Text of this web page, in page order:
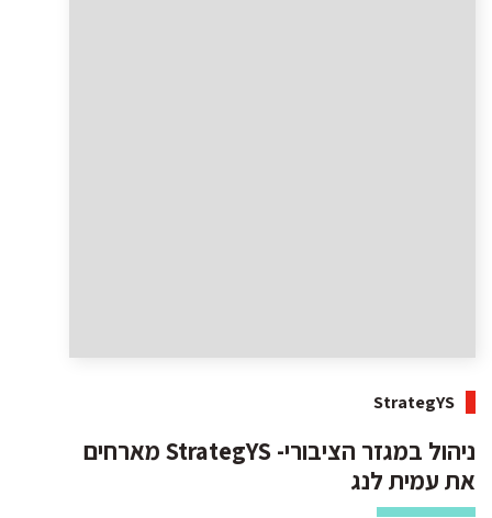
StrategYS
ניהול במגזר הציבורי- StrategYS מארחים
את עמית לנג